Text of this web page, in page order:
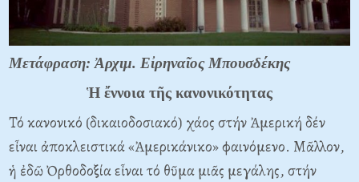
Μετάφραση: Ἀρχιμ. Εἰρηναῖος Μπουσδέκης
Ἡ ἔννοια τῆς κανονικότητας
Τό κανονικό (δικαιοδοσιακό) χάος στήν Ἀμερική δέν
εἶναι ἀποκλειστικά «Ἀμερικάνικο» φαινόμενο. Μᾶλλον,
ἡ ἐδῶ Ὀρθοδοξία εἶναι τό θῦμα μιᾶς μεγάλης, στήν